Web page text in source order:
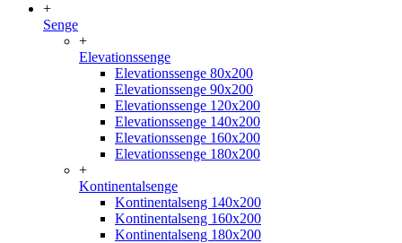
+
Senge
+
Elevationssenge
Elevationssenge 80x200
Elevationssenge 90x200
Elevationssenge 120x200
Elevationssenge 140x200
Elevationssenge 160x200
Elevationssenge 180x200
+
Kontinentalsenge
Kontinentalseng 140x200
Kontinentalseng 160x200
Kontinentalseng 180x200